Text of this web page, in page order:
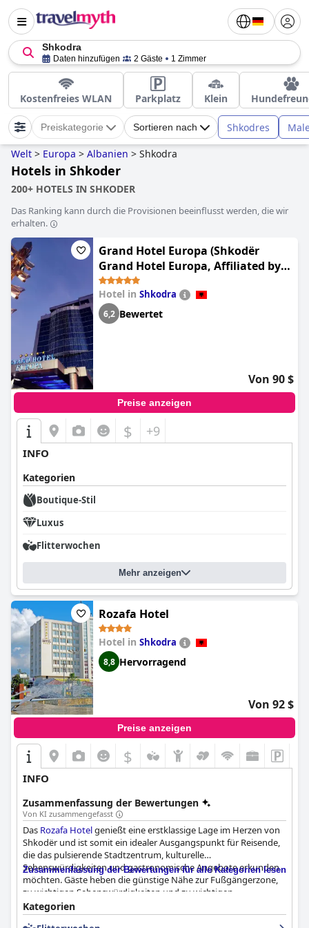
Shkodra
Daten hinzufügen 2 Gäste 1 Zimmer
Kostenfreies WLAN Parkplatz Klein
Preiskategorie Sortieren nach Shkodres
Welt > Europa > Albanien > Shkodra
Hotels in Shkoder
200+ HOTELS IN SHKODER
Das Ranking kann durch die Provisionen beeinflusst werden, die wir
erhalten.
Grand Hotel Europa (Shkodër
Grand Hotel Europa, Affiliated by
Meliá)
Hotel in Shkodra
6,2 Bewertet
Von 90 $
Preise anzeigen
$ +9
INFO
Kategorien
Boutique-Stil
Luxus
Flitterwochen
Mehr anzeigen
Rozafa Hotel
Hotel in Shkodra
8,8 Hervorragend
Von 92 $
Preise anzeigen
$
INFO
Zusammenfassung der Bewertungen
Von KI zusammengefasst
Das Rozafa Hotelgenießt eine erstklassige Lage im Herzen von
Shkodër und ist somit ein idealer Ausgangspunkt für Reisende,
die das pulsierende Stadtzentrum, kulturelle
Sehenswürdigkeiten und gastronomische Angebote erkunden
möchten. Gäste heben die günstige Nähe zur Fußgängerzone,
zu wichtigen Sehenswürdigkeiten und zu wichtigen
Bushaltestellen hervor, die das Reisen erleichtern. Die modernen
Annehmlichkeiten, die schöne Aussicht und die allgemeine
Zusammenfassung der Bewertungen für alle Kategorien lesen
Kategorien